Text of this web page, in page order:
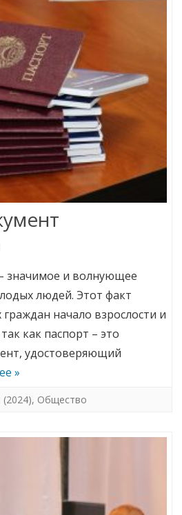
значимое и волнующее
людей. Этот факт
начало взрослости и
как паспорт – это
удостоверяющий
»
, Общество